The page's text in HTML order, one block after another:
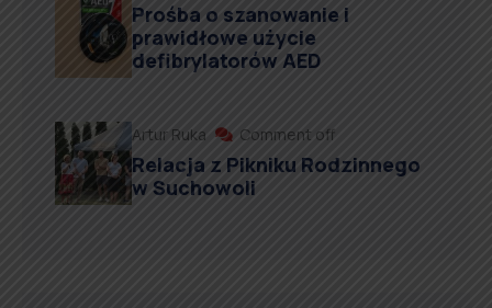
Prośba o szanowanie i
prawidłowe użycie
defibrylatorów AED
Artur Ruka Comment off
Relacja z Pikniku Rodzinnego
w Suchowoli